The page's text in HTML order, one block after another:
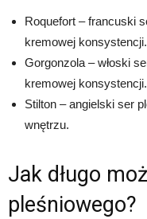
Roquefort – francuski
kremowej konsystencji.
Gorgonzola – włoski
kremowej konsystencji.
Stilton – angielski ser
wnętrzu.
Jak długo
pleśniowego?